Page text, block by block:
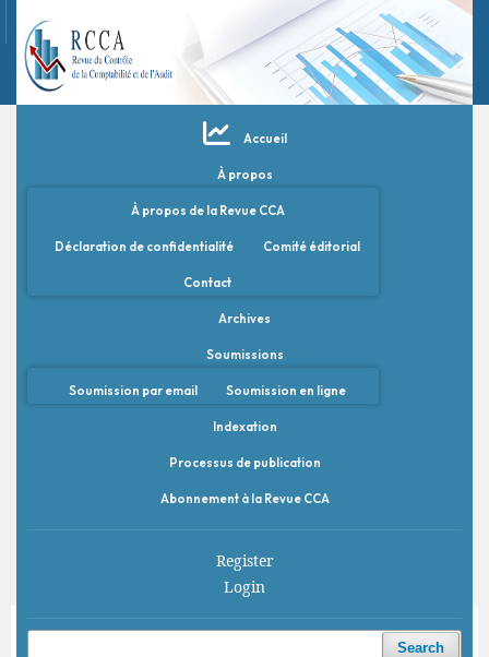
Accueil
À propos
À propos de la Revue CCA
Déclaration de confidentialité Comité éditorial
Contact
Archives
Soumissions
Soumission par email Soumission en ligne
Indexation
Processus de publication
Abonnement à la Revue CCA
Register
Login
Search
Home / Archives / Vol. 3 No. 1 (2019) / Articles